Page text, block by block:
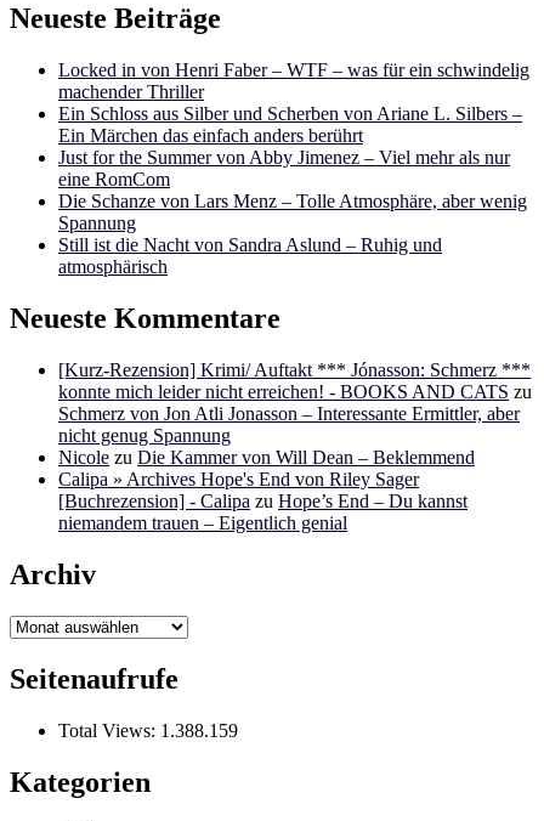
Neueste Beiträge
Locked in von Henri Faber – WTF – was für ein schwindelig
machender Thriller
Ein Schloss aus Silber und Scherben von Ariane L. Silbers –
Ein Märchen das einfach anders berührt
Just for the Summer von Abby Jimenez – Viel mehr als nur
eine RomCom
Die Schanze von Lars Menz – Tolle Atmosphäre, aber wenig
Spannung
Still ist die Nacht von Sandra Aslund – Ruhig und
atmosphärisch
Neueste Kommentare
[Kurz-Rezension] Krimi/ Auftakt *** Jónasson: Schmerz ***
konnte mich leider nicht erreichen! - BOOKS AND CATS zu
Schmerz von Jon Atli Jonasson – Interessante Ermittler, aber
nicht genug Spannung
Nicole zu Die Kammer von Will Dean – Beklemmend
Calipa » Archives Hope's End von Riley Sager
[Buchrezension] - Calipa zu Hope’s End – Du kannst
niemandem trauen – Eigentlich genial
Archiv
Archiv
Seitenaufrufe
Total Views: 1.388.159
Kategorien